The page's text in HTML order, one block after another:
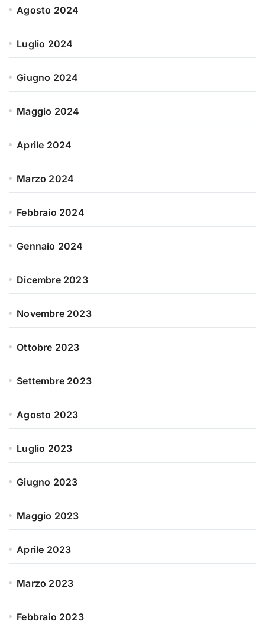
Agosto 2024
Luglio 2024
Giugno 2024
Maggio 2024
Aprile 2024
Marzo 2024
Febbraio 2024
Gennaio 2024
Dicembre 2023
Novembre 2023
Ottobre 2023
Settembre 2023
Agosto 2023
Luglio 2023
Giugno 2023
Maggio 2023
Aprile 2023
Marzo 2023
Febbraio 2023